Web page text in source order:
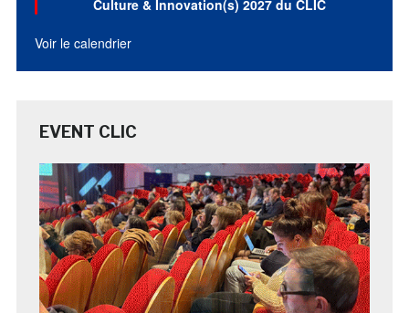
Culture & Innovation(s) 2027 du CLIC
Voir le calendrier
EVENT CLIC